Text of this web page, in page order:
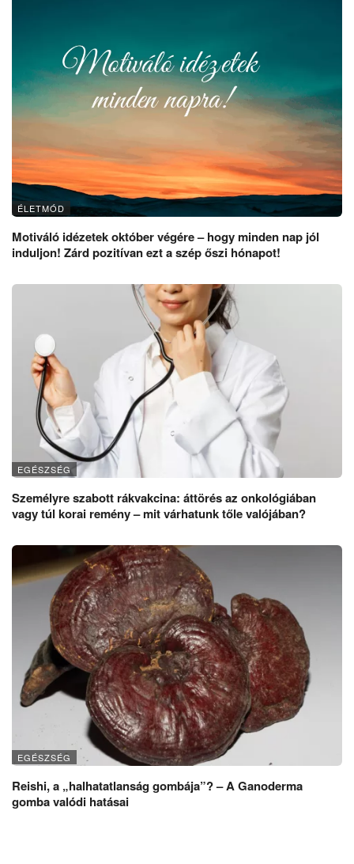
ÉLETMÓD
Motiváló idézetek október végére – hogy minden nap jól
induljon! Zárd pozitívan ezt a szép őszi hónapot!
EGÉSZSÉG
Személyre szabott rákvakcina: áttörés az onkológiában
vagy túl korai remény – mit várhatunk tőle valójában?
EGÉSZSÉG
Reishi, a „halhatatlanság gombája”? – A Ganoderma
gomba valódi hatásai